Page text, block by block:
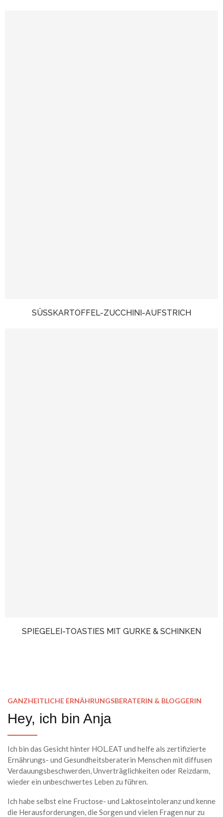
SÜSSKARTOFFEL-ZUCCHINI-AUFSTRICH
SPIEGELEI-TOASTIES MIT GURKE & SCHINKEN
GANZHEITLICHE ERNÄHRUNGSBERATERIN & BLOGGERIN
Hey, ich bin Anja
Ich bin das Gesicht hinter HOL.EAT und helfe als zertifizierte
Ernährungs- und Gesundheitsberaterin Menschen mit diffusen
Verdauungsbeschwerden, Unverträglichkeiten oder Reizdarm,
wieder ein unbeschwertes Leben zu führen.
Ich habe selbst eine Fructose- und Laktoseintoleranz und kenne
die Herausforderungen, die Sorgen und vielen Fragen nur zu